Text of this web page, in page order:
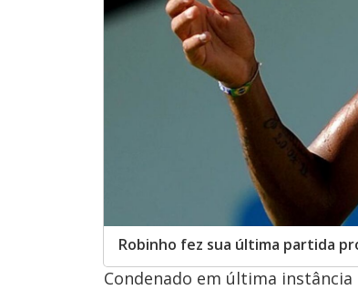
Robinho fez sua última partida
Condenado em última